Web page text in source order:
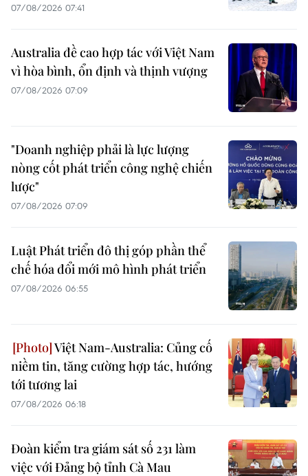
07/08/2026 07:41
Australia đề cao hợp tác với Việt Nam
vì hòa bình, ổn định và thịnh vượng
07/08/2026 07:09
"Doanh nghiệp phải là lực lượng
nòng cốt phát triển công nghệ chiến
lược"
07/08/2026 07:09
Luật Phát triển đô thị góp phần thể
chế hóa đổi mới mô hình phát triển
07/08/2026 06:55
Việt Nam-Australia: Củng cố
niềm tin, tăng cường hợp tác, hướng
tới tương lai
07/08/2026 06:18
Đoàn kiểm tra giám sát số 231 làm
việc với Đảng bộ tỉnh Cà Mau